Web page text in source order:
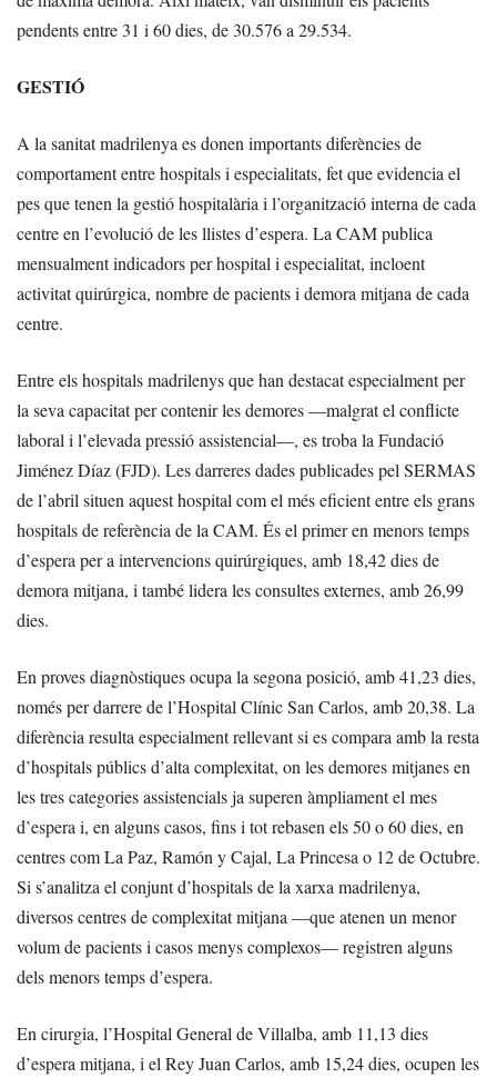
pendents entre 31 i 60 dies, de 30.576 a 29.534.
GESTIÓ
A la sanitat madrilenya es donen importants diferències de
comportament entre hospitals i especialitats, fet que evidencia el
pes que tenen la gestió hospitalària i l’organització interna de cada
centre en l’evolució de les llistes d’espera. La CAM publica
mensualment indicadors per hospital i especialitat, incloent
activitat quirúrgica, nombre de pacients i demora mitjana de cada
centre.
Entre els hospitals madrilenys que han destacat especialment per
la seva capacitat per contenir les demores —malgrat el conflicte
laboral i l’elevada pressió assistencial—, es troba la Fundació
Jiménez Díaz (FJD). Les darreres dades publicades pel SERMAS
de l’abril situen aquest hospital com el més eficient entre els grans
hospitals de referència de la CAM. És el primer en menors temps
d’espera per a intervencions quirúrgiques, amb 18,42 dies de
demora mitjana, i també lidera les consultes externes, amb 26,99
dies.
En proves diagnòstiques ocupa la segona posició, amb 41,23 dies,
només per darrere de l’Hospital Clínic San Carlos, amb 20,38. La
diferència resulta especialment rellevant si es compara amb la resta
d’hospitals públics d’alta complexitat, on les demores mitjanes en
les tres categories assistencials ja superen àmpliament el mes
d’espera i, en alguns casos, fins i tot rebasen els 50 o 60 dies, en
centres com La Paz, Ramón y Cajal, La Princesa o 12 de Octubre.
Si s’analitza el conjunt d’hospitals de la xarxa madrilenya,
diversos centres de complexitat mitjana —que atenen un menor
volum de pacients i casos menys complexos— registren alguns
dels menors temps d’espera.
En cirurgia, l’Hospital General de Villalba, amb 11,13 dies
d’espera mitjana, i el Rey Juan Carlos, amb 15,24 dies, ocupen les